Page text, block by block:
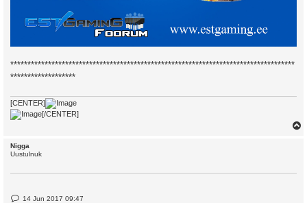
***********************************************************************************
*******************
[CENTER]
[/CENTER]
Nigga
Uustulnuk
P14 Jun 2017 09:47